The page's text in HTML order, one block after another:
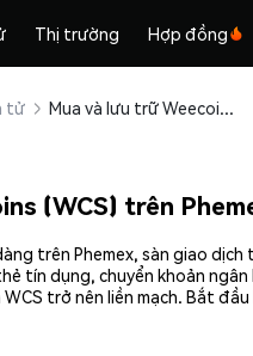
Thị trường Hợp đồng
tử Mua và lưu trữ Weecoins (WCS) an toàn
(WCS) trên
trên Phemex, sàn giao
tín dụng, chuyển khoản
WCS trở nên liền mạch. Bắt